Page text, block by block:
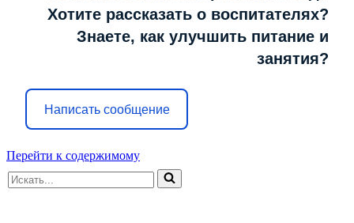
Хотите рассказать о воспитателях?
Знаете, как улучшить питание и
занятия?
Написать сообщение
Перейти к содержимому
Искать...